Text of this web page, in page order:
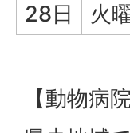
28日
火
【動物病